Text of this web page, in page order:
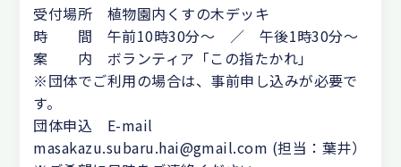
受付場所 植物園内くすの木デッキ
時 間 午前10時30分～ ／ 午後1時30分～
案 内 ボランティア「この指たかれ」
※団体でご利用の場合は、事前申し込みが必要で
す。
団体申込 E-mail
masakazu.subaru.hai@gmail.com (担当：葉井）